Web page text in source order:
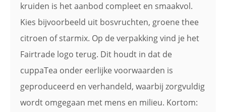
kruiden is het aanbod compleet en smaakvol.
Kies bijvoorbeeld uit bosvruchten, groene thee
citroen of starmix. Op de verpakking vind je het
Fairtrade logo terug. Dit houdt in dat de
cuppaTea onder eerlijke voorwaarden is
geproduceerd en verhandeld, waarbij zorgvuldig
wordt omgegaan met mens en milieu. Kortom: